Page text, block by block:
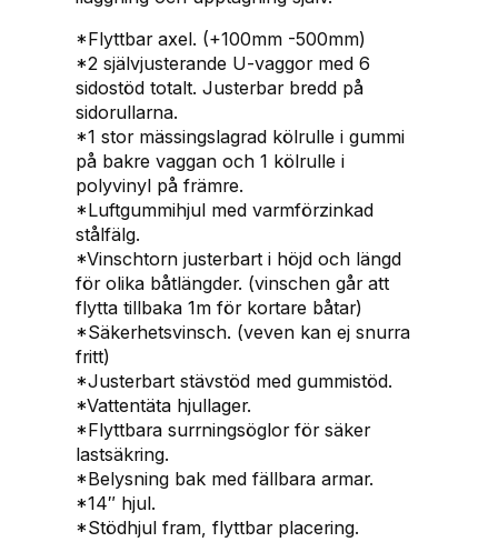
1
-
6
8
m
e
t
e
r
&
u
p
p
l
1
4
*Flyttbar axel. (+100mm -500mm)
*2 självjusterande U-vaggor med 6
sidostöd totalt. Justerbar bredd på
sidorullarna.
*1 stor mässingslagrad kölrulle i gummi
på bakre vaggan och 1 kölrulle i
polyvinyl på främre.
*Luftgummihjul med varmförzinkad
stålfälg.
*Vinschtorn justerbart i höjd och längd
för olika båtlängder. (vinschen går att
flytta tillbaka 1m för kortare båtar)
*Säkerhetsvinsch. (veven kan ej snurra
fritt)
*Justerbart stävstöd med gummistöd.
*Vattentäta hjullager.
*Flyttbara surrningsöglor för säker
lastsäkring.
*Belysning bak med fällbara armar.
*14″ hjul.
*Stödhjul fram, flyttbar placering.